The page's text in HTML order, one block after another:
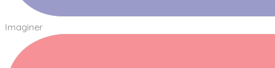
Imaginer